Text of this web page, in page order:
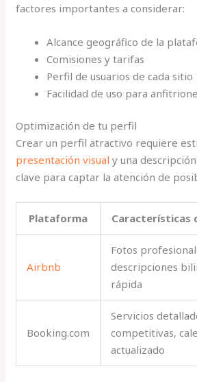
factores importantes a considerar:
Alcance geográfico de la
Comisiones y tarifas
Perfil de usuarios de cada sitio
Facilidad de uso para
Optimización de tu perfil
Crear un perfil atractivo requiere
presentación visual y una
clave para captar la atención de
Plataforma Características
Airbnb
Fotos
descripciones
rápida
Booking.com
Servicios
competitivas,
actualizado